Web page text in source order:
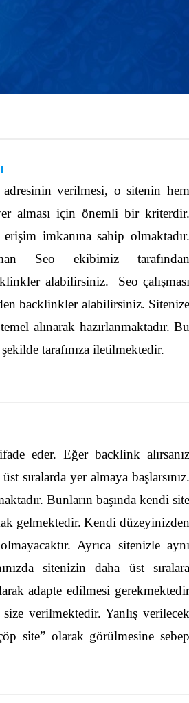
verilmesi, o sitenin hem
alması için önemli bir kriterdir.
imkanına sahip olmaktadır.
Seo ekibimiz tarafından
alabilirsiniz.
Seo çalışması
backlinkler alabilirsiniz. Sitenize
alınarak hazırlanmaktadır. Bu
tarafınıza iletilmektedir.
eder. Eğer backlink alırsanız
sıralarda yer almaya başlarsınız.
Bunların başında kendi site
gelmektedir. Kendi düzeyinizden
Ayrıca sitenizle aynı
sitenizin daha üst sıralara
adapte edilmesi
verilmektedir. Yanlış verilecek
site” olarak görülmesine sebep